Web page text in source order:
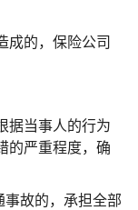
成的，保险公司
据当事人的行为
的严重程度，确
故的，承担全部